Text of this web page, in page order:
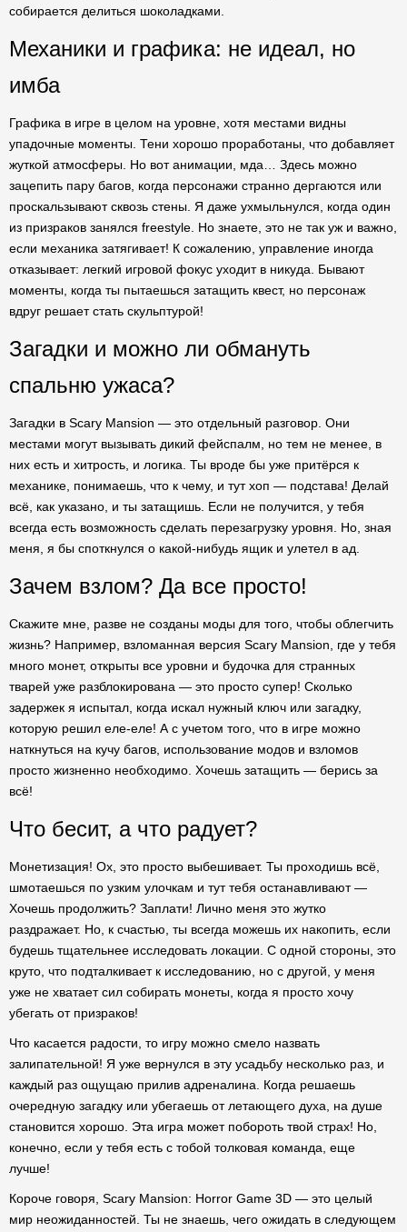
собирается делиться шоколадками.
Механики и графика: не идеал, но
имба
Графика в игре в целом на уровне, хотя местами видны
упадочные моменты. Тени хорошо проработаны, что добавляет
жуткой атмосферы. Но вот анимации, мда… Здесь можно
зацепить пару багов, когда персонажи странно дергаются или
проскальзывают сквозь стены. Я даже ухмыльнулся, когда один
из призраков занялся freestyle. Но знаете, это не так уж и важно,
если механика затягивает! К сожалению, управление иногда
отказывает: легкий игровой фокус уходит в никуда. Бывают
моменты, когда ты пытаешься затащить квест, но персонаж
вдруг решает стать скульптурой!
Загадки и можно ли обмануть
спальню ужаса?
Загадки в Scary Mansion — это отдельный разговор. Они
местами могут вызывать дикий фейспалм, но тем не менее, в
них есть и хитрость, и логика. Ты вроде бы уже притёрся к
механике, понимаешь, что к чему, и тут хоп — подстава! Делай
всё, как указано, и ты затащишь. Если не получится, у тебя
всегда есть возможность сделать перезагрузку уровня. Но, зная
меня, я бы споткнулся о какой-нибудь ящик и улетел в ад.
Зачем взлом? Да все просто!
Скажите мне, разве не созданы моды для того, чтобы облегчить
жизнь? Например, взломанная версия Scary Mansion, где у тебя
много монет, открыты все уровни и будочка для странных
тварей уже разблокирована — это просто супер! Сколько
задержек я испытал, когда искал нужный ключ или загадку,
которую решил еле-еле! А с учетом того, что в игре можно
наткнуться на кучу багов, использование модов и взломов
просто жизненно необходимо. Хочешь затащить — берись за
всё!
Что бесит, а что радует?
Монетизация! Ох, это просто выбешивает. Ты проходишь всё,
шмотаешься по узким улочкам и тут тебя останавливают —
Хочешь продолжить? Заплати! Лично меня это жутко
раздражает. Но, к счастью, ты всегда можешь их накопить, если
будешь тщательнее исследовать локации. С одной стороны, это
круто, что подталкивает к исследованию, но с другой, у меня
уже не хватает сил собирать монеты, когда я просто хочу
убегать от призраков!
Что касается радости, то игру можно смело назвать
залипательной! Я уже вернулся в эту усадьбу несколько раз, и
каждый раз ощущаю прилив адреналина. Когда решаешь
очередную загадку или убегаешь от летающего духа, на душе
становится хорошо. Эта игра может побороть твой страх! Но,
конечно, если у тебя есть с тобой толковая команда, еще
лучше!
Короче говоря, Scary Mansion: Horror Game 3D — это целый
мир неожиданностей. Ты не знаешь, чего ожидать в следующем